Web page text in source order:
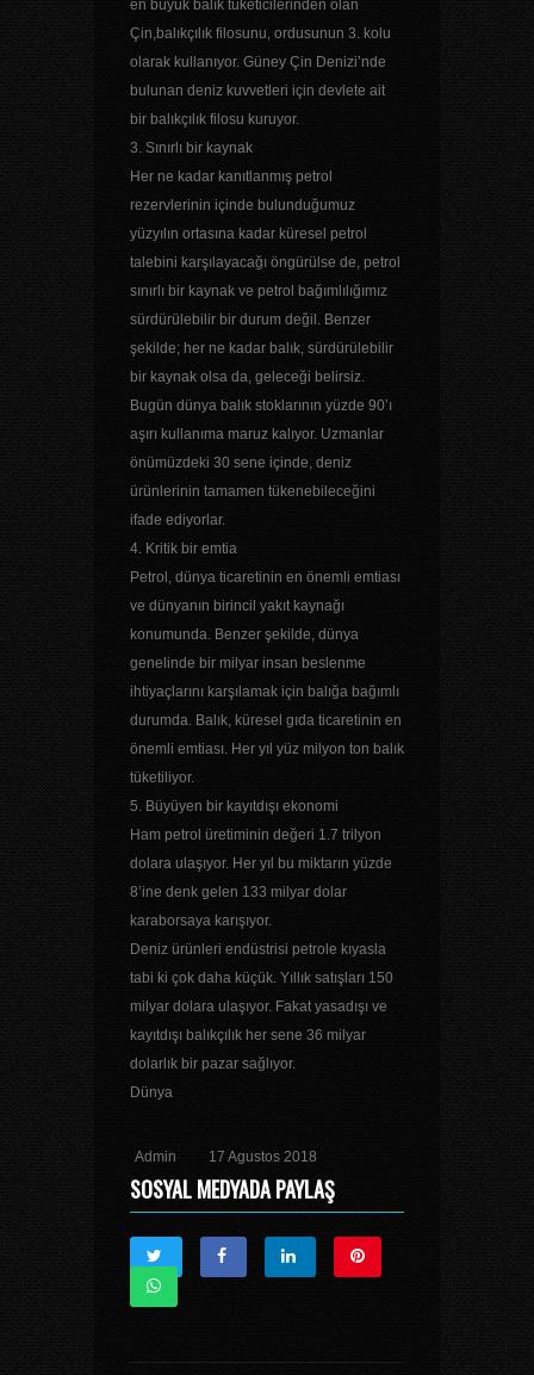
en büyük balık tüketicilerinden olan
Çin,balıkçılık filosunu, ordusunun 3. kolu
olarak kullanıyor. Güney Çin Denizi’nde
bulunan deniz kuvvetleri için devlete ait
bir balıkçılık filosu kuruyor.
3. Sınırlı bir kaynak
Her ne kadar kanıtlanmış petrol
rezervlerinin içinde bulunduğumuz
yüzyılın ortasına kadar küresel petrol
talebini karşılayacağı öngürülse de, petrol
sınırlı bir kaynak ve petrol bağımlılığımız
sürdürülebilir bir durum değil. Benzer
şekilde; her ne kadar balık, sürdürülebilir
bir kaynak olsa da, geleceği belirsiz.
Bugün dünya balık stoklarının yüzde 90’ı
aşırı kullanıma maruz kalıyor. Uzmanlar
önümüzdeki 30 sene içinde, deniz
ürünlerinin tamamen tükenebileceğini
ifade ediyorlar.
4. Kritik bir emtia
Petrol, dünya ticaretinin en önemli emtiası
ve dünyanın birincil yakıt kaynağı
konumunda. Benzer şekilde, dünya
genelinde bir milyar insan beslenme
ihtiyaçlarını karşılamak için balığa bağımlı
durumda. Balık, küresel gıda ticaretinin en
önemli emtiası. Her yıl yüz milyon ton balık
tüketiliyor.
5. Büyüyen bir kayıtdışı ekonomi
Ham petrol üretiminin değeri 1.7 trilyon
dolara ulaşıyor. Her yıl bu miktarın yüzde
8’ine denk gelen 133 milyar dolar
karaborsaya karışıyor.
Deniz ürünleri endüstrisi petrole kıyasla
tabi ki çok daha küçük. Yıllık satışları 150
milyar dolara ulaşıyor. Fakat yasadışı ve
kayıtdışı balıkçılık her sene 36 milyar
dolarlık bir pazar sağlıyor.
Dünya
Admin 17 Agustos 2018
SOSYAL MEDYADA PAYLAŞ